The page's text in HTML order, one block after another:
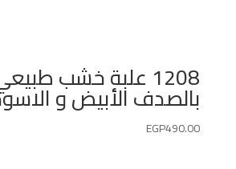
1208 علبة خشب
بالصدف الأبيض و
EGP490.00